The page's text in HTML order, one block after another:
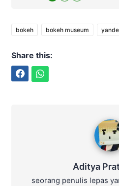
bokeh bokeh museum
Share this:
Aditya
seorang penulis lepas